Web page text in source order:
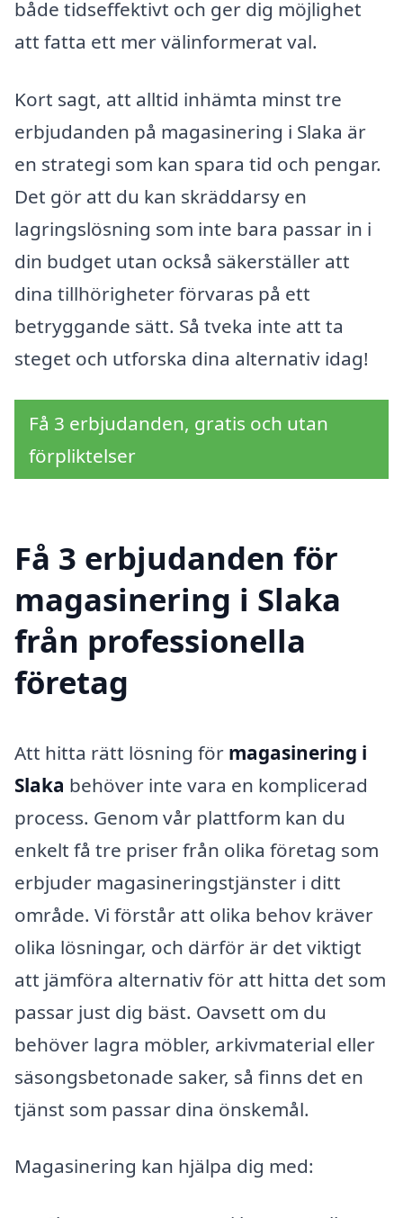
både tidseffektivt och ger dig möjlighet
att fatta ett mer välinformerat val.
Kort sagt, att alltid inhämta minst tre
erbjudanden på magasinering i Slaka är
en strategi som kan spara tid och pengar.
Det gör att du kan skräddarsy en
lagringslösning som inte bara passar in i
din budget utan också säkerställer att
dina tillhörigheter förvaras på ett
betryggande sätt. Så tveka inte att ta
steget och utforska dina alternativ idag!
Få 3 erbjudanden, gratis och utan
förpliktelser
Få 3 erbjudanden för
magasinering i Slaka
från professionella
företag
Att hitta rätt lösning för magasinering i
Slaka behöver inte vara en komplicerad
process. Genom vår plattform kan du
enkelt få tre priser från olika företag som
erbjuder magasineringstjänster i ditt
område. Vi förstår att olika behov kräver
olika lösningar, och därför är det viktigt
att jämföra alternativ för att hitta det som
passar just dig bäst. Oavsett om du
behöver lagra möbler, arkivmaterial eller
säsongsbetonade saker, så finns det en
tjänst som passar dina önskemål.
Magasinering kan hjälpa dig med: